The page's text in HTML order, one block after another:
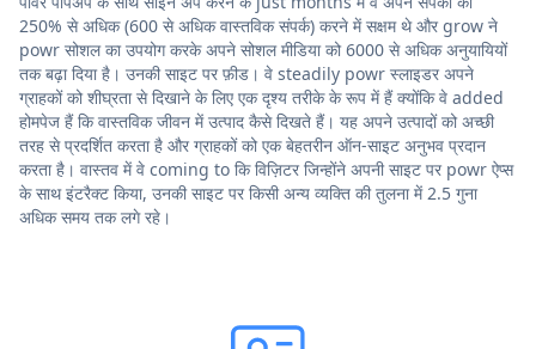
250% से अधिक (600 से अधिक वास्तविक संपर्क) करने में सक्षम थे और grow ने
powr सोशल का उपयोग करके अपने सोशल मीडिया को 6000 से अधिक अनुयायियों
तक बढ़ा दिया है। उनकी साइट पर फ़ीड। वे steadily powr स्लाइडर अपने
ग्राहकों को शीघ्रता से दिखाने के लिए एक दृश्य तरीके के रूप में हैं क्योंकि वे added
होमपेज हैं कि वास्तविक जीवन में उत्पाद कैसे दिखते हैं। यह अपने उत्पादों को अच्छी
तरह से प्रदर्शित करता है और ग्राहकों को एक बेहतरीन ऑन-साइट अनुभव प्रदान
करता है। वास्तव में वे coming to कि विज़िटर जिन्होंने अपनी साइट पर powr ऐप्स
के साथ इंटरैक्ट किया, उनकी साइट पर किसी अन्य व्यक्ति की तुलना में 2.5 गुना
अधिक समय तक लगे रहे।